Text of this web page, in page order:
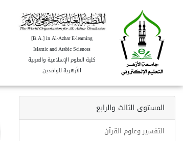
[B.A.] in Al-Azhar E-learning
Islamic and Arabic Sciences
كلية العلوم الإسلامية والعربية
الأزهرية للوافدين
المستوى الثالث والرابع
التفسير وعلوم القرآن